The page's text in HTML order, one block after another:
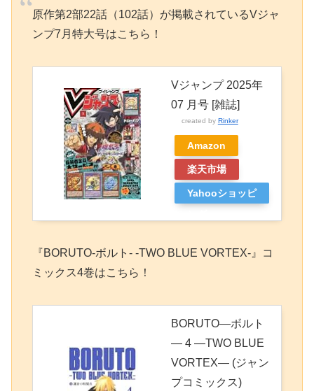
原作第2部22話（102話）が掲載されているVジャ
ンプ7月特大号はこちら！
Vジャンプ 2025年
07 月号 [雑誌]
created by Rinker
Amazon
楽天市場
Yahooショッピ
『BORUTO-ボルト- -TWO BLUE VORTEX-』コ
ミックス4巻はこちら！
BORUTO―ボルト
― 4 ―TWO BLUE
VORTEX― (ジャン
プコミックス)